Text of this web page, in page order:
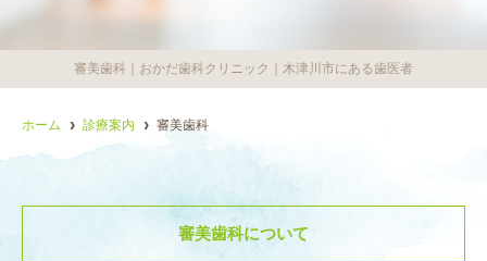
審美歯科｜おかだ歯科クリニック｜木津川市にある歯医者
ホーム 診療案内 審美歯科
審美歯科について